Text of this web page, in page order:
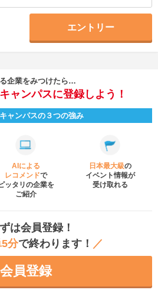
エントリー
企業をみつけたら…
ャンパスに登録しよう！
ャンパスの３つの強み
AIによる
レコメンドで
ッタリの企業を
ご紹介
日本最大級の
イベント情報が
受け取れる
は会員登録！
分で終わります！ ／
会員登録